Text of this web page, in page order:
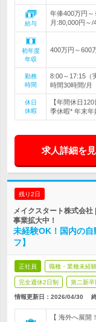
給与
年俸400万円
月:80,000円～
初年度
年収
400万円～600
勤務
時間
8:00～17:15
時間30時間/月
休日
休暇
【年間休日
季休暇* 年末
求人詳細を
残り2日
メイクスタート株式会
事業拡大中！
未経験OK！国内の
フ】
正社員 職種・業種未経
完全週休2日制 第二新卒
情報更新日：2026/04/30
【 海外へ展